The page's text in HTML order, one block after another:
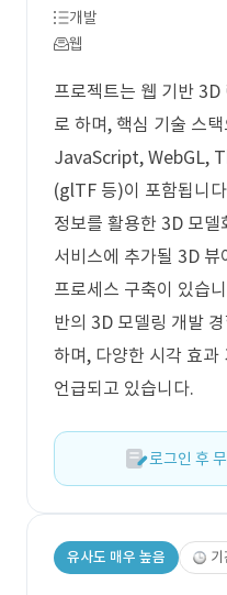
개발
웹
프로젝트는 웹 기반
로 하며, 핵심 기술 스
JavaScript, WebGL,
(glTF 등)이 포함됩니
정보를 활용한 3D 모
서비스에 추가될 3D 뷰
프로세스 구축이 있습
반의 3D 모델링 개발
하며, 다양한 시각 효과
언급되고 있습니다.
로그인 후
유사도 매우 높음